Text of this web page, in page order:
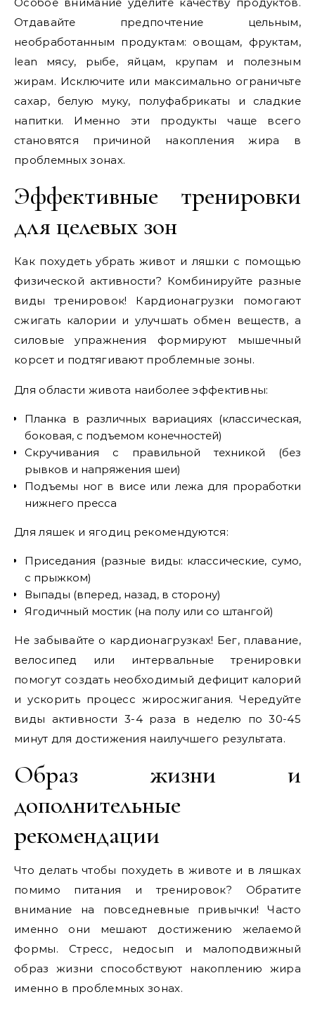
Отдавайте предпочтение цельным,
необработанным продуктам: овощам, фруктам,
lean мясу, рыбе, яйцам, крупам и полезным
жирам. Исключите или максимально ограничьте
сахар, белую муку, полуфабрикаты и сладкие
напитки. Именно эти продукты чаще всего
становятся причиной накопления жира в
проблемных зонах.
Эффективные тренировки
для целевых зон
Как похудеть убрать живот и ляшки с помощью
физической активности? Комбинируйте разные
виды тренировок! Кардионагрузки помогают
сжигать калории и улучшать обмен веществ, а
силовые упражнения формируют мышечный
корсет и подтягивают проблемные зоны.
Для области живота наиболее эффективны:
Планка в различных вариациях (классическая,
боковая, с подъемом конечностей)
Скручивания с правильной техникой (без
рывков и напряжения шеи)
Подъемы ног в висе или лежа для проработки
нижнего пресса
Для ляшек и ягодиц рекомендуются:
Приседания (разные виды: классические, сумо,
с прыжком)
Выпады (вперед, назад, в сторону)
Ягодичный мостик (на полу или со штангой)
Не забывайте о кардионагрузках! Бег, плавание,
велосипед или интервальные тренировки
помогут создать необходимый дефицит калорий
и ускорить процесс жиросжигания. Чередуйте
виды активности 3-4 раза в неделю по 30-45
минут для достижения наилучшего результата.
Образ жизни и
дополнительные
рекомендации
Что делать чтобы похудеть в животе и в ляшках
помимо питания и тренировок? Обратите
внимание на повседневные привычки! Часто
именно они мешают достижению желаемой
формы. Стресс, недосып и малоподвижный
образ жизни способствуют накоплению жира
именно в проблемных зонах.